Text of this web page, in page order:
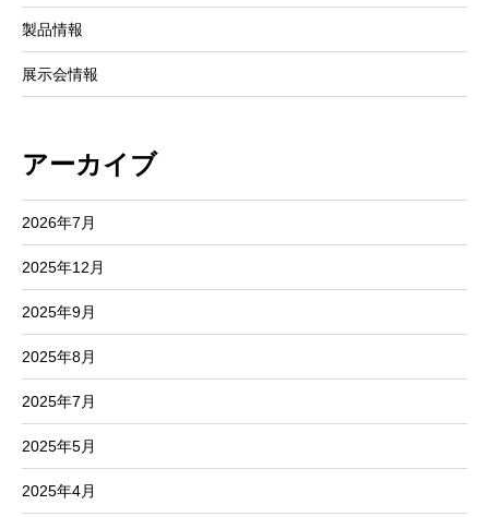
製品情報
展示会情報
アーカイブ
2026年7月
2025年12月
2025年9月
2025年8月
2025年7月
2025年5月
2025年4月